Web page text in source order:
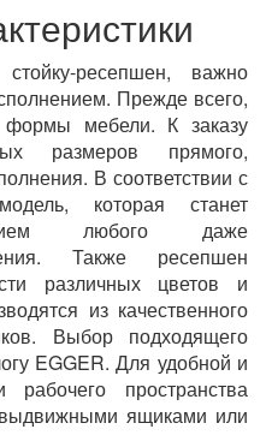
ресепшен, важно
Прежде всего,
формы мебели. К заказу
размеров прямого,
В соответствии с
которая станет
любого даже
Также ресепшен
различных цветов и
из качественного
Выбор подходящего
EGGER. Для удобной и
рабочего пространства
ящиками или